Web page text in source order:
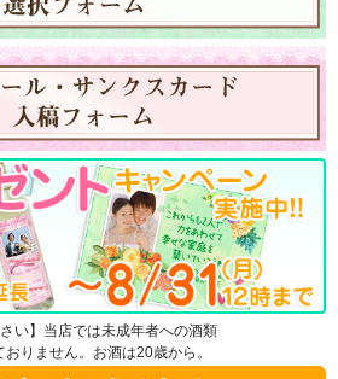
さい】当店では未成年者への酒類
りません。お酒は20歳から。